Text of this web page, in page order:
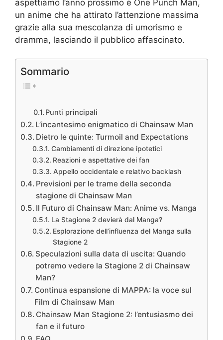
aspettiamo l’anno prossimo è One Punch Man,
un anime che ha attirato l’attenzione massima
grazie alla sua mescolanza di umorismo e
dramma, lasciando il pubblico affascinato.
Sommario
Punti principali
L’incantesimo enigmatico di Chainsaw Man
Dietro le quinte: Turmoil and Expectations
Cambiamenti di direzione ipotetici
Reazioni e aspettative dei fan
Appello occidentale e relativo backlash
Previsioni per le trame della seconda
stagione di Chainsaw Man
Il Futuro di Chainsaw Man: Anime vs. Manga
La Stagione 2 devierà dal Manga?
Esplorazione dell’influenza del Manga sulla
Stagione 2
Speculazioni sulla data di uscita: Quando
potremo vedere la Stagione 2 di Chainsaw
Man?
Continua espansione di MAPPA: la voce sul
Film di Chainsaw Man
Chainsaw Man Stagione 2: l’entusiasmo dei
fan e il futuro